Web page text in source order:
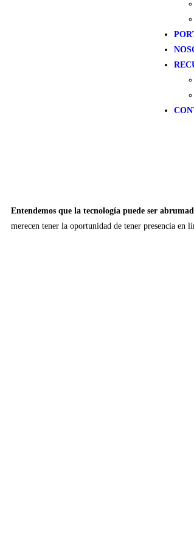
Entendemos que la tecnología puede ser
merecen tener la oportunidad de tener presencia en